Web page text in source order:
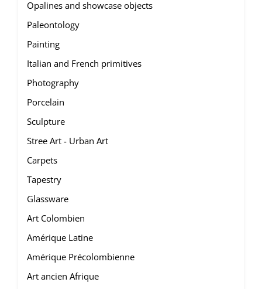
Opalines and showcase objects
Paleontology
Painting
Italian and French primitives
Photography
Porcelain
Sculpture
Stree Art - Urban Art
Carpets
Tapestry
Glassware
Art Colombien
Amérique Latine
Amérique Précolombienne
Art ancien Afrique